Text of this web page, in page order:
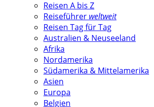
Reisen A bis Z
Reiseführer weltweit
Reisen Tag für Tag
Australien & Neuseeland
Afrika
Nordamerika
Südamerika & Mittelamerika
Asien
Europa
Belgien